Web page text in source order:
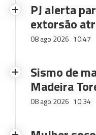
PJ alerta
extorsão
08 ago 2026 10:47
Sismo de
Madeira
08 ago 2026 10:34